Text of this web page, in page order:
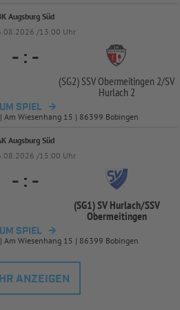
Augsburg Süd
/13:00 Uhr
- : -
(SG2) SSV Obermeitingen 2/SV
Hurlach 2
SPIEL
Am Wiesenhang 15 | 86399 Bobingen
Augsburg Süd
/15:00 Uhr
- : -
(SG1) SV Hurlach/SSV
Obermeitingen
SPIEL
Am Wiesenhang 15 | 86399 Bobingen
ANZEIGEN